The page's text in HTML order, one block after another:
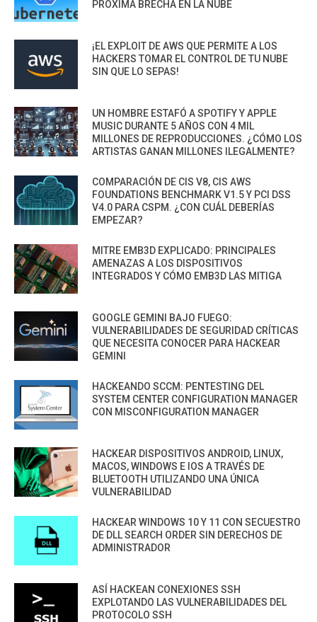
PRÓXIMA BRECHA EN LA NUBE
¡EL EXPLOIT DE AWS QUE PERMITE A LOS
HACKERS TOMAR EL CONTROL DE TU NUBE
SIN QUE LO SEPAS!
UN HOMBRE ESTAFÓ A SPOTIFY Y APPLE
MUSIC DURANTE 5 AÑOS CON 4 MIL
MILLONES DE REPRODUCCIONES. ¿CÓMO LOS
ARTISTAS GANAN MILLONES ILEGALMENTE?
COMPARACIÓN DE CIS V8, CIS AWS
FOUNDATIONS BENCHMARK V1.5 Y PCI DSS
V4.0 PARA CSPM. ¿CON CUÁL DEBERÍAS
EMPEZAR?
MITRE EMB3D EXPLICADO: PRINCIPALES
AMENAZAS A LOS DISPOSITIVOS
INTEGRADOS Y CÓMO EMB3D LAS MITIGA
GOOGLE GEMINI BAJO FUEGO:
VULNERABILIDADES DE SEGURIDAD CRÍTICAS
QUE NECESITA CONOCER PARA HACKEAR
GEMINI
HACKEANDO SCCM: PENTESTING DEL
SYSTEM CENTER CONFIGURATION MANAGER
CON MISCONFIGURATION MANAGER
HACKEAR DISPOSITIVOS ANDROID, LINUX,
MACOS, WINDOWS E IOS A TRAVÉS DE
BLUETOOTH UTILIZANDO UNA ÚNICA
VULNERABILIDAD
HACKEAR WINDOWS 10 Y 11 CON SECUESTRO
DE DLL SEARCH ORDER SIN DERECHOS DE
ADMINISTRADOR
ASÍ HACKEAN CONEXIONES SSH
EXPLOTANDO LAS VULNERABILIDADES DEL
PROTOCOLO SSH